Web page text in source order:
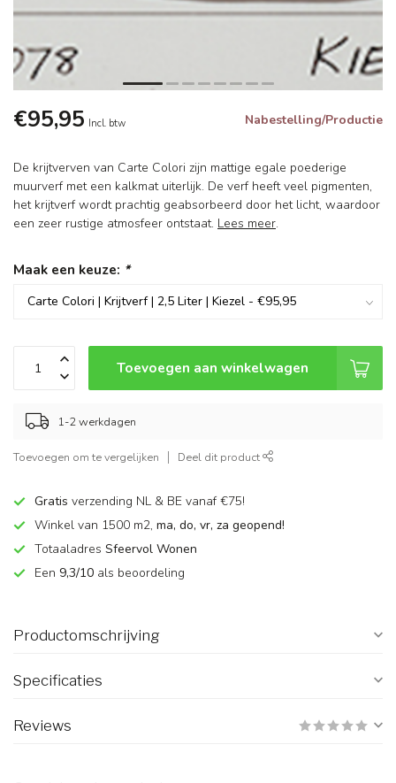
€95,95 Incl. btw Nabestelling/Productie
De krijtverven van Carte Colori zijn mattige egale poederige
muurverf met een kalkmat uiterlijk. De verf heeft veel pigmenten,
het krijtverf wordt prachtig geabsorbeerd door het licht, waardoor
een zeer rustige atmosfeer ontstaat. Lees meer.
Maak een keuze: *
Toevoegen aan winkelwagen
1-2 werkdagen
Toevoegen om te vergelijken Deel dit product
Gratis verzending NL & BE vanaf €75!
Winkel van 1500 m2, ma, do, vr, za geopend!
Totaaladres Sfeervol Wonen
Een 9,3/10 als beoordeling
Productomschrijving
Specificaties
Reviews